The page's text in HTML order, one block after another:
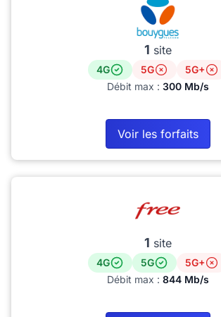
1 site
4G 5G
5G+
Débit max : 300 Mb/s
Voir les forfaits
1 site
4G 5G
5G+
Débit max : 844 Mb/s